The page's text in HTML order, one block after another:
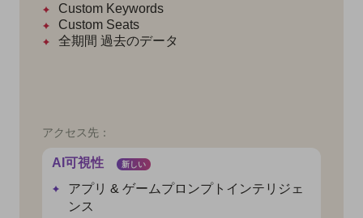
Custom Keywords
Custom Seats
全期間 過去のデータ
アクセス先：
AI可視性 新しい
アプリ & ゲームプロンプトインテリジェ
ンス